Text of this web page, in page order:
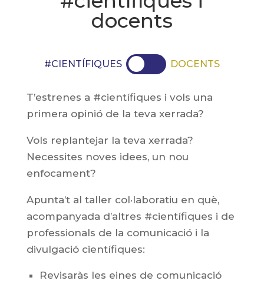
docents
#CIENTÍFIQUES DOCENTS
T’estrenes a #científiques i vols una
primera opinió de la teva xerrada?
Vols replantejar la teva xerrada?
Necessites noves idees, un nou
enfocament?
Apunta’t al taller col·laboratiu en què,
acompanyada d’altres #científiques i de
professionals de la comunicació i la
divulgació científiques:
Revisaràs les eines de comunicació